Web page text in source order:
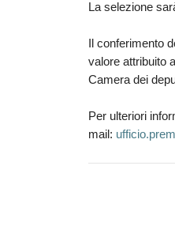
La selezione
Il conferimento
valore attribuito
Camera dei
Per ulteriori
mail: